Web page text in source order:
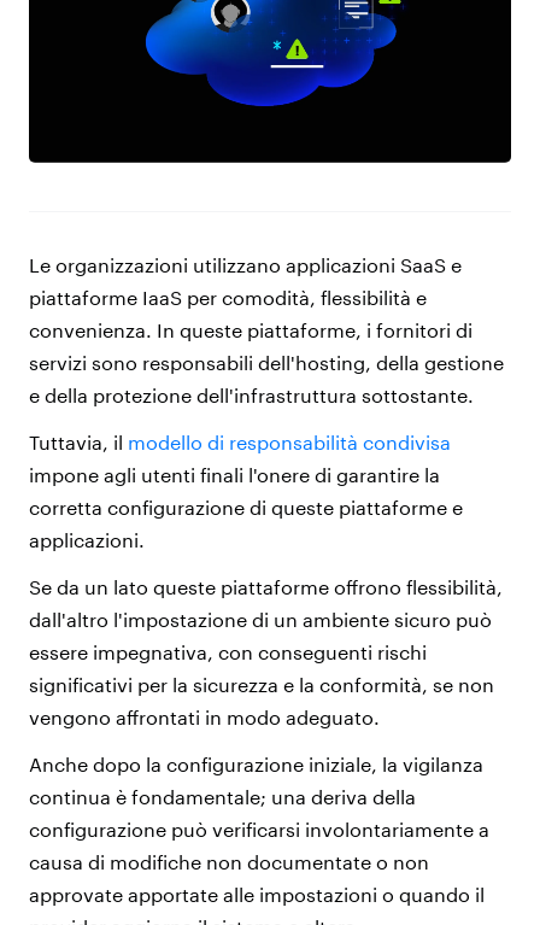
Le organizzazioni utilizzano applicazioni SaaS e
piattaforme IaaS per comodità, flessibilità e
convenienza. In queste piattaforme, i fornitori di
servizi sono responsabili dell'hosting, della gestione
e della protezione dell'infrastruttura sottostante.
Tuttavia, il modello di responsabilità condivisa
impone agli utenti finali l'onere di garantire la
corretta configurazione di queste piattaforme e
applicazioni.
Se da un lato queste piattaforme offrono flessibilità,
dall'altro l'impostazione di un ambiente sicuro può
essere impegnativa, con conseguenti rischi
significativi per la sicurezza e la conformità, se non
vengono affrontati in modo adeguato.
Anche dopo la configurazione iniziale, la vigilanza
continua è fondamentale; una deriva della
configurazione può verificarsi involontariamente a
causa di modifiche non documentate o non
approvate apportate alle impostazioni o quando il